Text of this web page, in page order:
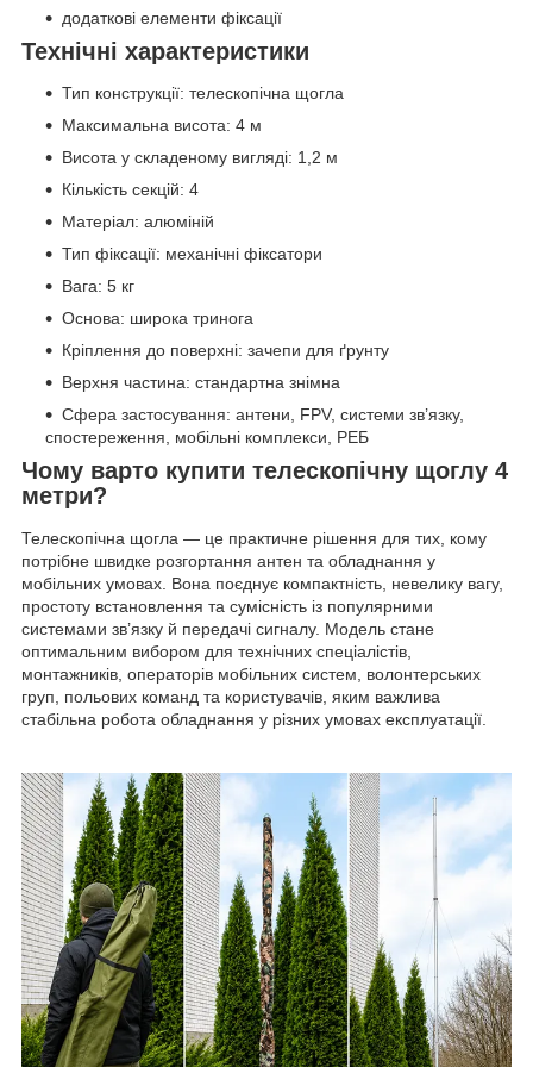
додаткові елементи фіксації
Технічні характеристики
Тип конструкції: телескопічна щогла
Максимальна висота: 4 м
Висота у складеному вигляді: 1,2 м
Кількість секцій: 4
Матеріал: алюміній
Тип фіксації: механічні фіксатори
Вага: 5 кг
Основа: широка тринога
Кріплення до поверхні: зачепи для ґрунту
Верхня частина: стандартна знімна
Сфера застосування: антени, FPV, системи зв’язку,
спостереження, мобільні комплекси, РЕБ
Чому варто купити телескопічну щоглу 4
метри?
Телескопічна щогла — це практичне рішення для тих, кому
потрібне швидке розгортання антен та обладнання у
мобільних умовах. Вона поєднує компактність, невелику вагу,
простоту встановлення та сумісність із популярними
системами зв’язку й передачі сигналу. Модель стане
оптимальним вибором для технічних спеціалістів,
монтажників, операторів мобільних систем, волонтерських
груп, польових команд та користувачів, яким важлива
стабільна робота обладнання у різних умовах експлуатації.